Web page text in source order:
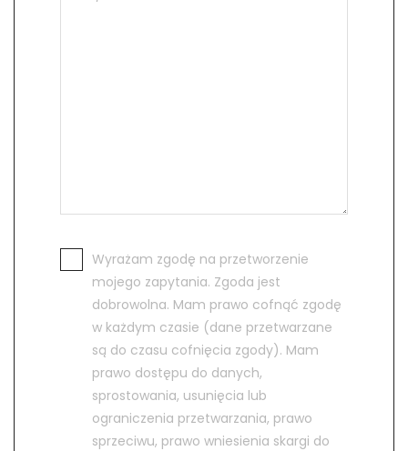
Wyrażam zgodę na przetworzenie
mojego zapytania. Zgoda jest
dobrowolna. Mam prawo cofnąć zgodę
w każdym czasie (dane przetwarzane
są do czasu cofnięcia zgody). Mam
prawo dostępu do danych,
sprostowania, usunięcia lub
ograniczenia przetwarzania, prawo
sprzeciwu, prawo wniesienia skargi do